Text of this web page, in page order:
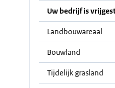
Uw bedrijf is
Landbouwareaal
Bouwland
Tijdelijk grasland